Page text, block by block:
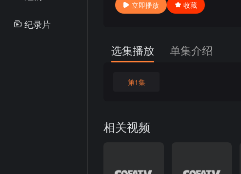
纪录片
立即播放 收藏
选集播放 单集介绍
第1集
相关视频